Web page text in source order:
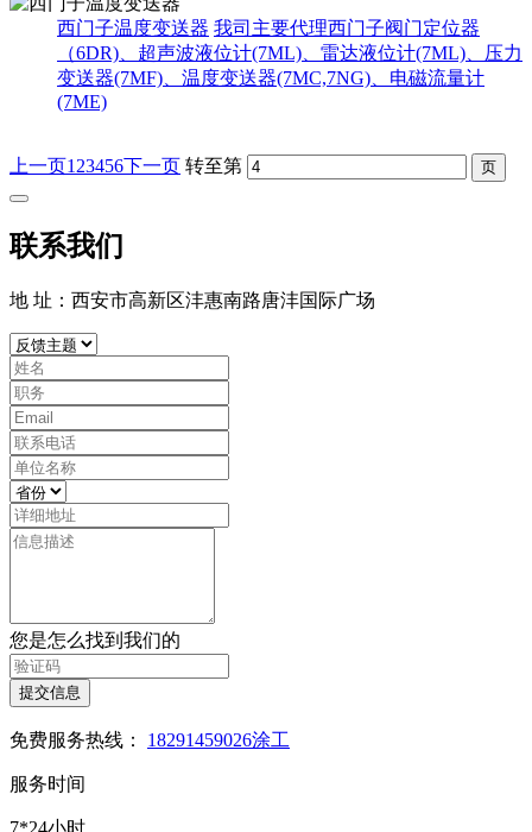
西门子温度变送器 我司主要代理西门子阀门定位器
（6DR)、超声波液位计(7ML)、雷达液位计(7ML)、压力
变送器(7MF)、温度变送器(7MC,7NG)、电磁流量计
(7ME)
上一页1 23456下一页 转至第
联系我们
地 址：西安市高新区沣惠南路唐沣国际广场
您是怎么找到我们的
提交信息
免费服务热线： 18291459026涂工
服务时间
7*24小时